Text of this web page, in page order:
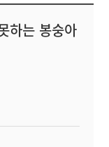
하는 봉숭아